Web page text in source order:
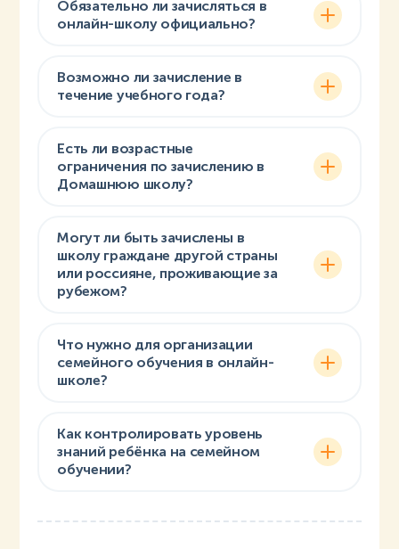
Обязательно ли зачисляться в
онлайн-школу официально?
Возможно ли зачисление в
течение учебного года?
Есть ли возрастные
ограничения по зачислению в
Домашнюю школу?
Могут ли быть зачислены в
школу граждане другой страны
или россияне, проживающие за
рубежом?
Что нужно для организации
семейного обучения в онлайн-
школе?
Как контролировать уровень
знаний ребёнка на семейном
обучении?